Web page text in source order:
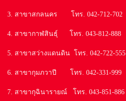
3. สาขาสกลนคร โทร. 042-712-702
4. สาขากาฬสินธุ์ โทร. 043-812-888
5. สาขาสว่างแดนดิน โทร. 042-722-555
6. สาขากุมภวาปี โทร. 042-331-999
7. สาขากุฉินารายณ์ โทร. 043-851-886